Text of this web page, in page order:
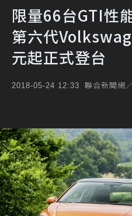
限量66台GTI性
第六代
元起正式登台
2018-05-24 12:33 聯合新聞網